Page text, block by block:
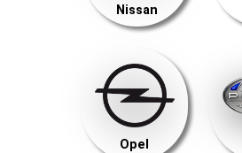
Nissan
Opel